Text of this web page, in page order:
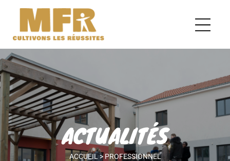
ACTUALITÉS
ACCUEIL> PROFESSIONNEL